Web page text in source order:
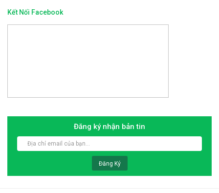
Kết Nối Facebook
Đăng ký nhận bản tin
Đăng Ký